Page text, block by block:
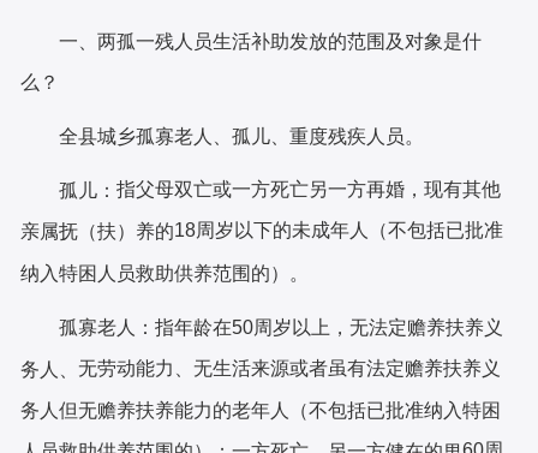
一、两孤一残人员生活补助发放的范围及对象是什
么？
全县城乡孤寡老人、孤儿、重度残疾人员。
孤儿：指父母双亡或一方死亡另一方再婚，现有其他
亲属抚 （扶）养的18周岁以下的未成年人（不包括已批准
纳入特困人 员救助供养范围的）。
孤寡老人：指年龄在50周岁以上，无法定赡养扶养义
务人、无劳动能力、无生活来源或者虽有法定赡养扶养义
务人但无赡养扶养能力的老年人（不包括已批准纳入特困